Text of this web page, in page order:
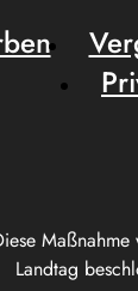
Landtag